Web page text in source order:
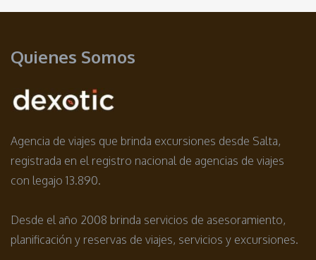
Quienes Somos
Agencia de viajes que brinda excursiones desde Salta,
registrada en el registro nacional de agencias de viajes
con legajo 13.890.
Desde el año 2008 brinda servicios de asesoramiento,
planificación y reservas de viajes, servicios y excursiones.